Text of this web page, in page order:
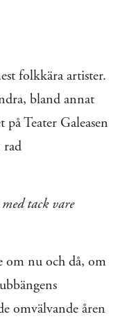
folkkära artister.
bland annat
Teater Galeasen
rad
tack vare
om nu och då, om
omvälvande åren